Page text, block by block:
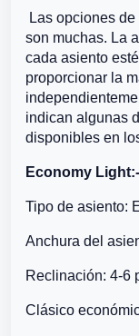
Las opciones
son muchas. La
cada asiento
proporcionar la
indican algunas
disponibles en
Economy Light:-
Tipo de asiento:
Anchura del
Reclinación: 4-6
Clásico